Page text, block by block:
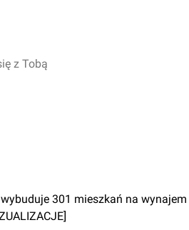
z Tobą
wybuduje 301 mieszkań na wynajem